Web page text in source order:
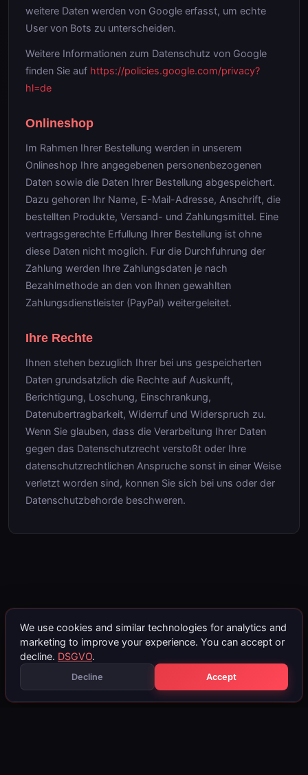
weitere Daten werden von Google erfasst, um echte
User von Bots zu unterscheiden.
Weitere Informationen zum Datenschutz von Google
finden Sie auf https://policies.google.com/privacy?
hl=de
Onlineshop
Im Rahmen Ihrer Bestellung werden in unserem
Onlineshop Ihre angegebenen personenbezogenen
Daten sowie die Daten Ihrer Bestellung abgespeichert.
Dazu gehoren Ihr Name, E-Mail-Adresse, Anschrift, die
bestellten Produkte, Versand- und Zahlungsmittel. Eine
vertragsgerechte Erfullung Ihrer Bestellung ist ohne
diese Daten nicht moglich. Fur die Durchfuhrung der
Zahlung werden Ihre Zahlungsdaten je nach
Bezahlmethode an den von Ihnen gewahlten
Zahlungsdienstleister (PayPal) weitergeleitet.
Ihre Rechte
Ihnen stehen bezuglich Ihrer bei uns gespeicherten
Daten grundsatzlich die Rechte auf Auskunft,
Berichtigung, Loschung, Einschrankung,
Datenubertragbarkeit, Widerruf und Widerspruch zu.
Wenn Sie glauben, dass die Verarbeitung Ihrer Daten
gegen das Datenschutzrecht verstoßt oder Ihre
datenschutzrechtlichen Anspruche sonst in einer Weise
verletzt worden sind, konnen Sie sich bei uns oder der
Datenschutzbehorde beschweren.
We use cookies and similar technologies for analytics and
marketing to improve your experience. You can accept or
decline. DSGVO.
Decline Accept